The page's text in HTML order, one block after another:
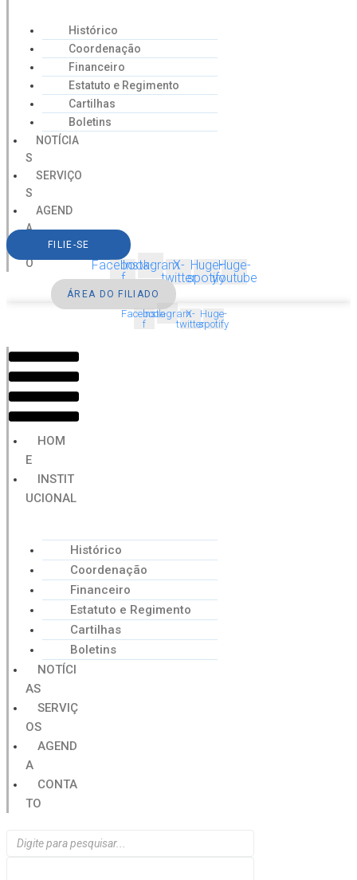
Histórico
Coordenação
Financeiro
Estatuto e Regimento
Cartilhas
Boletins
NOTÍCIA
S
SERVIÇO
S
AGEND
A
CONTAT
O
FILIE-SE
Facebook-
f
InstagramX-
twitter
Huge-
spotify
Huge-
youtube
ÁREA DO FILIADO
Facebook-
f
InstagramX-
twitter
Huge-
spotify
Menu
HOM
E
INSTIT
UCIONAL
Histórico
Coordenação
Financeiro
Estatuto e Regimento
Cartilhas
Boletins
NOTÍCI
AS
SERVIÇ
OS
AGEND
A
CONTA
TO